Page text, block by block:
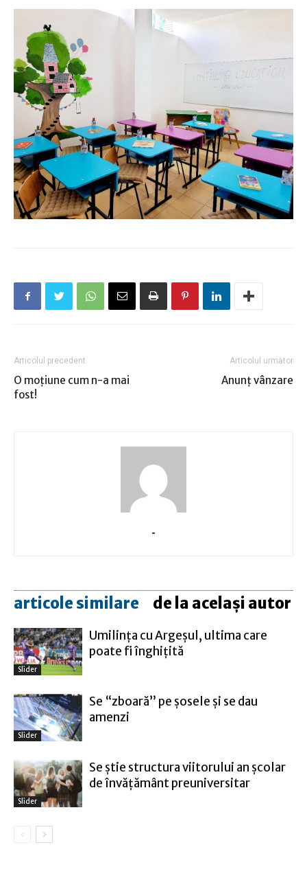
Articolul precedent
O moţiune cum n-a mai
fost!
Articolul următor
Anunţ vânzare
-
articole similare de la același autor
Slider
Umilinţa cu Argeşul, ultima care
poate fi înghiţită
Slider
Se “zboară” pe șosele și se dau
amenzi
Slider
Se știe structura viitorului an școlar
de învățământ preuniversitar